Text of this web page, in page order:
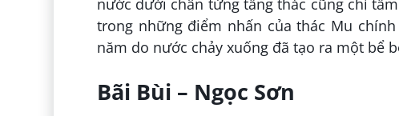
trong những điểm nhấn của thác Mu
năm do nước chảy xuống đã tạo ra một bể
Bãi Bùi – Ngọc Sơn